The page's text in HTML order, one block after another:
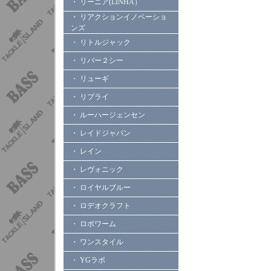
・ リーニア(LINHA）
・ リアクションイノベーショ
ンズ
・ リトルジャック
・ リバー２シー
・ リューギ
・ リプライ
・ ルーハージェンセン
・ レイドジャパン
・ レイン
・ レヴォニック
・ ロイヤルブルー
・ ロデオクラフト
・ ロボワーム
・ ワンスタイル
・ YGラボ